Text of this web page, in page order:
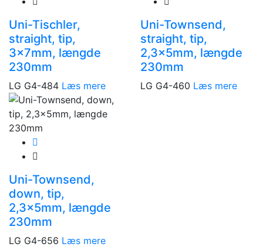
Uni-Tischler,
straight, tip,
3x7mm, længde
230mm
LG G4-484 Læs mere
Uni-Townsend,
straight, tip,
2,3x5mm, længde
230mm
LG G4-460 Læs mere
Uni-Townsend,
down, tip,
2,3x5mm, længde
230mm
LG G4-656 Læs mere